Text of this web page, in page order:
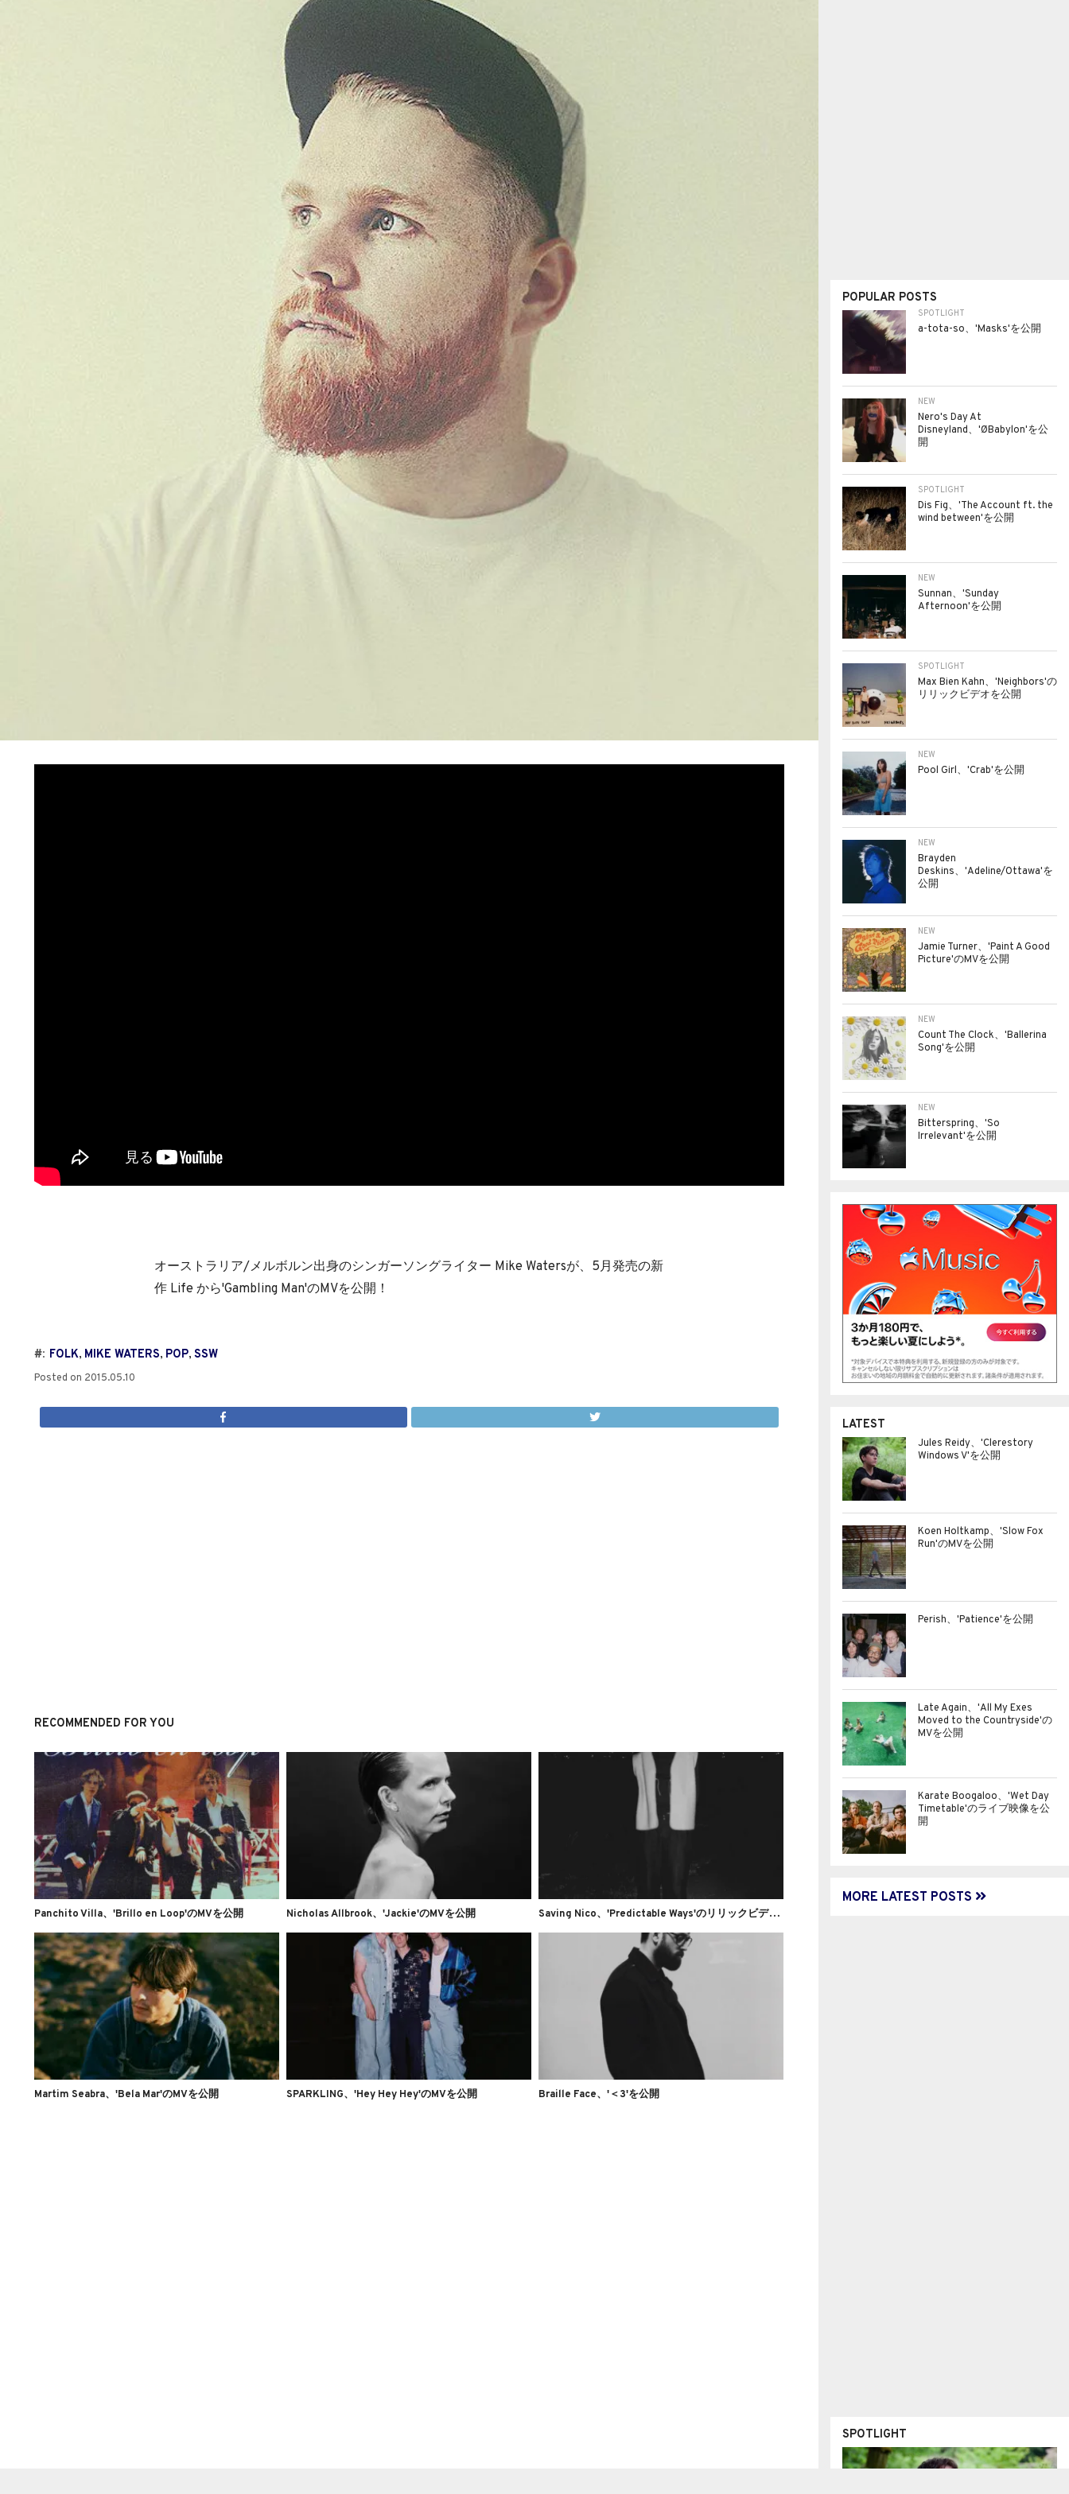
オーストラリア/メルボルン出身のシンガーソングライター Mike Watersが、5月発売の新
作 Life から'Gambling Man'のMVを公開！
#: FOLK, MIKE WATERS, POP, SSW
Posted on 2015.05.10
RECOMMENDED FOR YOU
Panchito Villa、'Brillo en Loop'のMVを公開 Nicholas Allbrook、'Jackie'のMVを公開 S
aving Nico、'Predictable Ways'のリリックビデオを公開
Martim Seabra、'Bela Mar'のMVを公開 SPARKLING、'Hey Hey Hey'のMVを公開 Braille Face、'＜3'を公開
POPULAR POSTS
SPOTLIGHT
a-tota-so、'Masks'を公開
NEW
Nero's Day At
Disneyland、'ØBabylon'を公
開
SPOTLIGHT
Dis Fig、'The Account ft. the
wind between'を公開
NEW
Sunnan、'Sunday
Afternoon'を公開
SPOTLIGHT
Max Bien Kahn、'Neighbors'の
リリックビデオを公開
NEW
Pool Girl、'Crab'を公開
NEW
Brayden
Deskins、'Adeline/Ottawa'を
公開
NEW
Jamie Turner、'Paint A Good
Picture'のMVを公開
NEW
Count The Clock、'Ballerina
Song'を公開
NEW
Bitterspring、'So
Irrelevant'を公開
LATEST
Jules Reidy、'Clerestory
Windows V'を公開
Koen Holtkamp、'Slow Fox
Run'のMVを公開
Perish、'Patience'を公開
Late Again、'All My Exes
Moved to the Countryside'の
MVを公開
Karate Boogaloo、'Wet Day
Timetable'のライブ映像を公
開
MORE LATEST POSTS
SPOTLIGHT